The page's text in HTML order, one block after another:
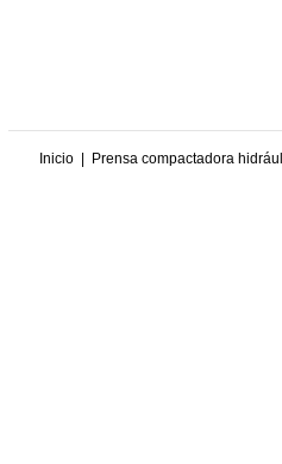
Inicio Prensa compactadora